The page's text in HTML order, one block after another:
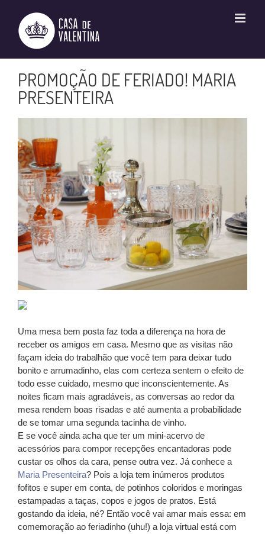
conteúdo
PROMOÇÃO DE FERIADO! MARIA
PRESENTEIRA
Uma mesa bem posta faz toda a diferença na hora de
receber os amigos em casa. Mesmo que as visitas não
façam ideia do trabalhão que você tem para deixar tudo
bonito e arrumadinho, elas com certeza sentem o efeito de
todo esse cuidado, mesmo que inconscientemente. As
noites ficam mais agradáveis, as conversas ao redor da
mesa rendem boas risadas e até aumenta a probabilidade
de se tomar uma segunda tacinha de vinho.
E se você ainda acha que ter um mini-acervo de
acessórios para compor recepções encantadoras pode
custar os olhos da cara, pense outra vez. Já conhece a
Maria Presenteira? Pois a loja tem inúmeros produtos
fofitos e super em conta, de potinhos coloridos e moringas
estampadas a taças, copos e jogos de pratos. Está
gostando da ideia, né? Então você vai amar mais essa: em
comemoração ao feriadinho (uhu!) a loja virtual está com